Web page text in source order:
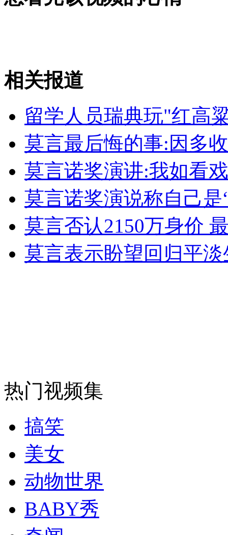
NASA前高管组公司推"月球游"
无痛分娩是否安全 医生回应
外交部：反对强权政治霸凌主义
外交部：有关国家言论片面不公正
安徽一实载49人客车翻车
纽约上演“枕头大战”
司机酒驾遇交警 急速倒车逃窜
相关报道
留学人员瑞典玩"红高
莫言最后悔的事:因多
莫言诺奖演讲:我如看
莫言诺奖演说称自己是
莫言否认2150万身价
莫言表示盼望回归平
热门视频集
搞笑
美女
动物世界
BABY秀